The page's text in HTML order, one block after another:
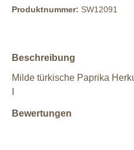
Produktnummer: SW12091
Beschreibung
Milde türkische Paprika
Bewertungen